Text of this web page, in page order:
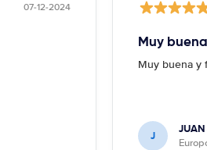
07-12-2024
Muy
Muy buena y
J